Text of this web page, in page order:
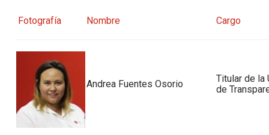
Fotografía Nombre Cargo
Andrea Fuentes Osorio
Titular de la
de